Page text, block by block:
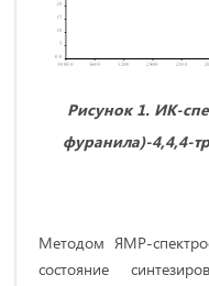
Рисунок 1. ИК-
фуранила)-4,4,4-
Методом ЯМР-
состояние